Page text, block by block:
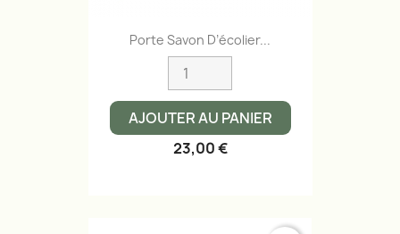
Porte Savon D’écolier...
AJOUTER AU PANIER
23,00 €